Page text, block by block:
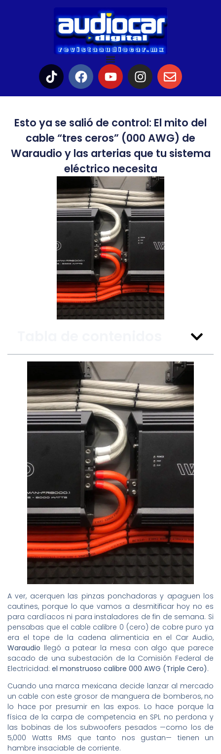
Esto ya se salió de control: El mito del
cable “tres ceros” (000 AWG) de
Waraudio y las arterias que tu sistema
eléctrico necesita
A ver, acerquen las pinzas ponchadoras y apaguen los
cautines, porque lo que vamos a desmitificar hoy no es
para cardíacos ni para instaladores de fin de semana. Si
pensabas que el cable calibre 0 (cero) de cobre puro ya
era el tope de la cadena alimenticia en el Car Audio,
Waraudio llegó a patear la mesa con algo que parece
sacado de una subestación de la Comisión Federal de
Electricidad: el monstruoso calibre 000 AWG (Triple Cero).
Cuando una marca mexicana decide lanzar al mercado
un cable con este grosor de manguera de bomberos, no
lo hace por presumir en las expos. Lo hace porque la
física de la carpa de competencia en SPL no perdona y
las bobinas de los subwoofers pesados —como los de
5,000 Watts RMS que tanto nos gustan— tienen un
hambre insaciable de corriente.